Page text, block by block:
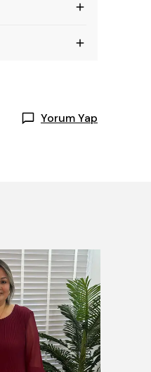
Yorum Yap